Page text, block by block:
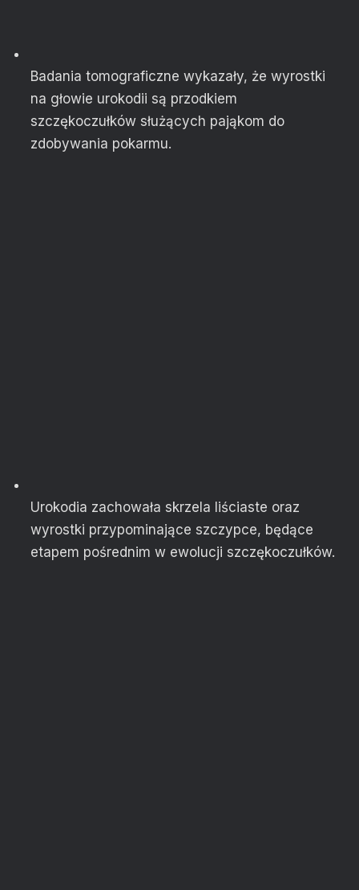
Badania tomograficzne wykazały, że wyrostki
na głowie urokodii są przodkiem
szczękoczułków służących pająkom do
zdobywania pokarmu.
Urokodia zachowała skrzela liściaste oraz
wyrostki przypominające szczypce, będące
etapem pośrednim w ewolucji szczękoczułków.